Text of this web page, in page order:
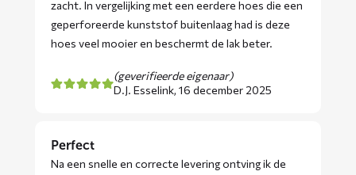
zacht. In vergelijking met een eerdere hoes die een
geperforeerde kunststof buitenlaag had is deze
hoes veel mooier en beschermt de lak beter.
(geverifieerde eigenaar)
D.J. Esselink, 16 december 2025
Perfect
Na een snelle en correcte levering ontving ik de